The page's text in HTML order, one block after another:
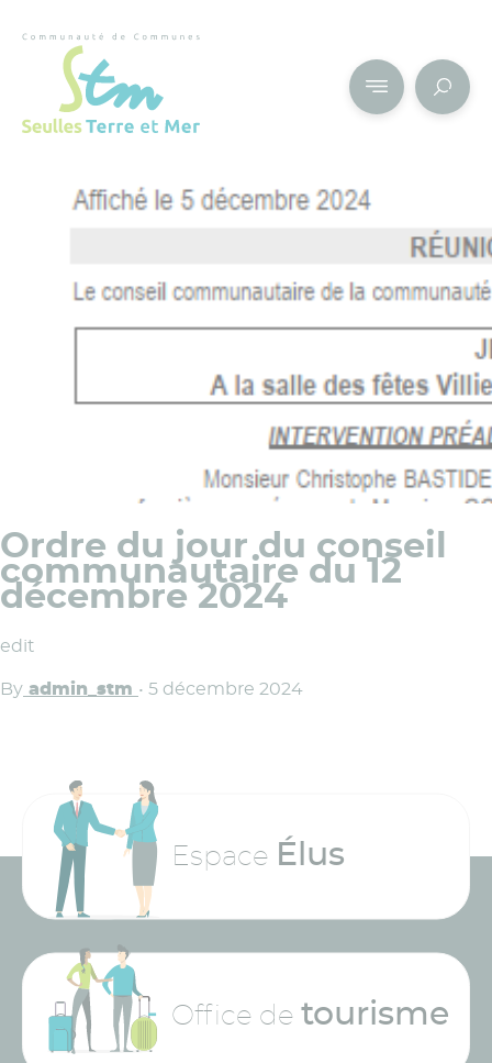
Ordre du jour du conseil
communautaire du 12
décembre 2024
edit
By admin_stm • 5 décembre 2024
Espace Élus
Office de tourisme